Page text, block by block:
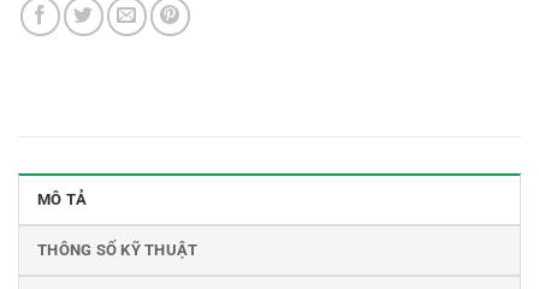
MÔ TẢ
THÔNG SỐ KỸ THUẬT